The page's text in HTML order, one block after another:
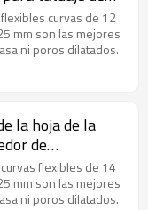
curvas de 12
mm son las mejores
ni poros dilatados.
la hoja de la
de
de la ceja
flexibles de 14
mm son las mejores
ni poros dilatados.